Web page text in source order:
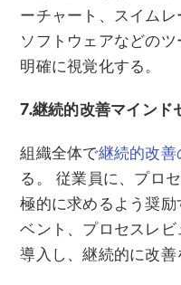
ーチャート、スイム
ソフトウェアなどの
明確に視覚化する。
7.継続的改善マインド
組織全体で継続的改善
る。 従業員に、プロ
極的に求めるよう奨
ベント、プロセスレ
導入し、継続的に改善